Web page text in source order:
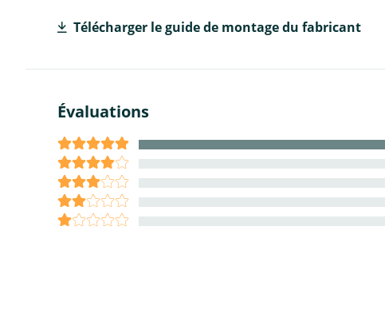
Télécharger le guide de montage du fabricant
Évaluations